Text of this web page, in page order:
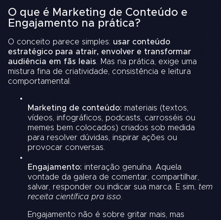
O que é Marketing de Conteúdo e
Engajamento na prática?
O conceito parece simples: usar conteúdo
estratégico para atrair, envolver e transformar
audiência em fãs leais . Mas na prática, exige uma
mistura fina de criatividade, consistência e leitura
comportamental.
Marketing de conteúdo: materiais (textos,
vídeos, infográficos, podcasts, carrosséis ou
memes bem colocados) criados sob medida
para resolver dúvidas, inspirar ações ou
provocar conversas.
Engajamento: interação genuína. Aquela
vontade da galera de comentar, compartilhar,
salvar, responder ou indicar sua marca. E sim, tem
receita científica pra isso
Engajamento não é sobre gritar mais, mas